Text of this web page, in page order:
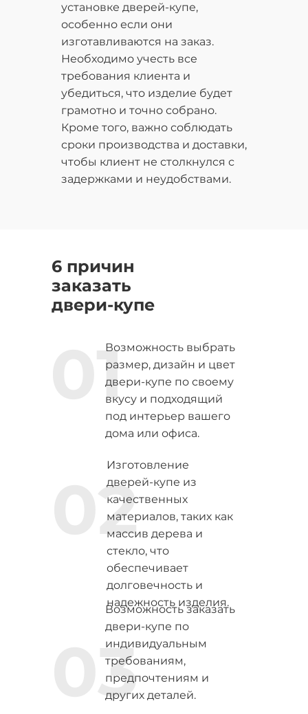
установке дверей-купе,
особенно если они
изготавливаются на заказ.
Необходимо учесть все
требования клиента и
убедиться, что изделие будет
грамотно и точно собрано.
Кроме того, важно соблюдать
сроки производства и доставки,
чтобы клиент не столкнулся с
задержками и неудобствами.
6 причин
заказать
двери-купе
Возможность выбрать
размер, дизайн и цвет
двери-купе по своему
вкусу и подходящий
под интерьер вашего
дома или офиса.
Изготовление
дверей-купе из
качественных
материалов, таких как
массив дерева и
стекло, что
обеспечивает
долговечность и
надежность изделия.
Возможность заказать
двери-купе по
индивидуальным
требованиям,
предпочтениям и
других деталей.
01
02
03